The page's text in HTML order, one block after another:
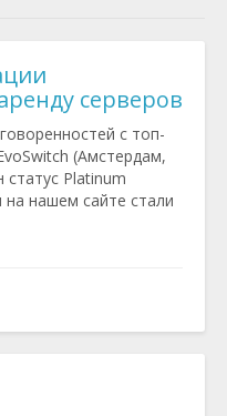
серверов
с топ-
(Амстердам,
Platinum
на нашем сайте стали